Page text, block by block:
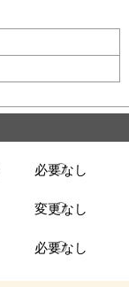
必要なし
変更なし
必要なし